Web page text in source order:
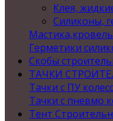
Клея,
Силиконы,
Герметики
Скобы
ТАЧКИ
Тачки с ПУ
Тачки с пневмо
Тент